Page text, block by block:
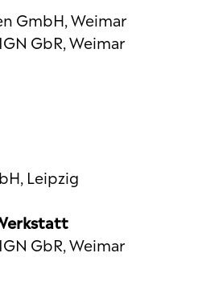
GmbH, Weimar
GbR, Weimar
Leipzig
GbR, Weimar